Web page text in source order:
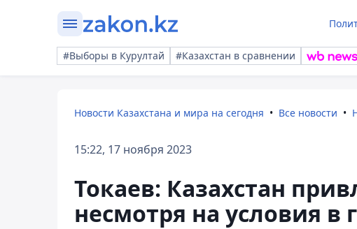
#Выборы в Курултай #Казахстан в сравнении
Новости Казахстана и мира на сегодня Все новости
15:22, 17 ноября 2023
Токаев: Казахстан
несмотря на условия в